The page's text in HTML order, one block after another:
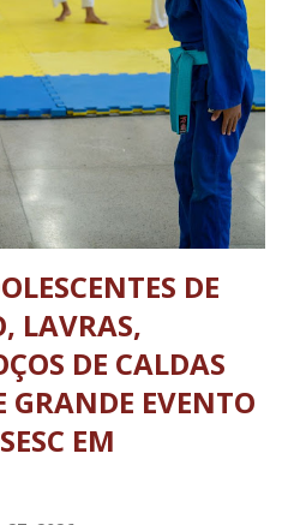
aos veículos que já se
descarga. A nova legislação vale
estados e municípios quanto
A determinação não se aplica
dentro da...
DE
LAVRAS,
DE CALDAS
GRANDE EVENTO
EM